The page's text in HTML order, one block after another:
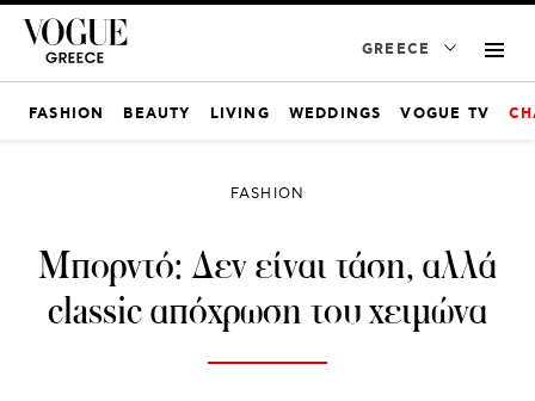
GREECE
FASHION BEAUTY LIVING WEDDINGS VOGUE TV
FASHION
Μπορντό: Δεν είναι τάση, αλλά
classic απόχρωση του χειμώνα